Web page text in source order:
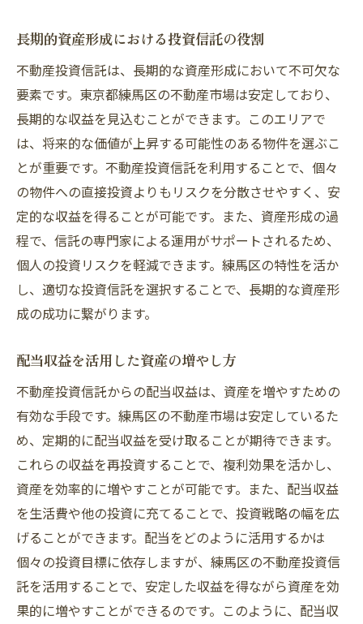
長期的資産形成における投資信託の役割
不動産投資信託は、長期的な資産形成において不可欠な
要素です。東京都練馬区の不動産市場は安定しており、
長期的な収益を見込むことができます。このエリアで
は、将来的な価値が上昇する可能性のある物件を選ぶこ
とが重要です。不動産投資信託を利用することで、個々
の物件への直接投資よりもリスクを分散させやすく、安
定的な収益を得ることが可能です。また、資産形成の過
程で、信託の専門家による運用がサポートされるため、
個人の投資リスクを軽減できます。練馬区の特性を活か
し、適切な投資信託を選択することで、長期的な資産形
成の成功に繋がります。
配当収益を活用した資産の増やし方
不動産投資信託からの配当収益は、資産を増やすための
有効な手段です。練馬区の不動産市場は安定しているた
め、定期的に配当収益を受け取ることが期待できます。
これらの収益を再投資することで、複利効果を活かし、
資産を効率的に増やすことが可能です。また、配当収益
を生活費や他の投資に充てることで、投資戦略の幅を広
げることができます。配当をどのように活用するかは
個々の投資目標に依存しますが、練馬区の不動産投資信
託を活用することで、安定した収益を得ながら資産を効
果的に増やすことができるのです。このように、配当収